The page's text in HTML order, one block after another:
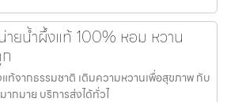
ายน้ำผึ้งแท้ 100% หอม หวาน
ท้จากธรรมชาติ เติมความหวานเพื่อสุขภาพ กับ
ากมาย บริการส่งได้ทั่วไ